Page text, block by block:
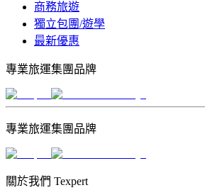
商務旅遊
獨立包團/遊學
最新優惠
專業旅運集團品牌
專業旅運集團品牌
關於我們 Texpert